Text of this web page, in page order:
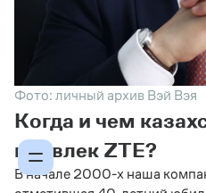
Фото: личный архив Вэй Вэя
Когда и чем
привлек ZTE?
В начале 2000-х наша